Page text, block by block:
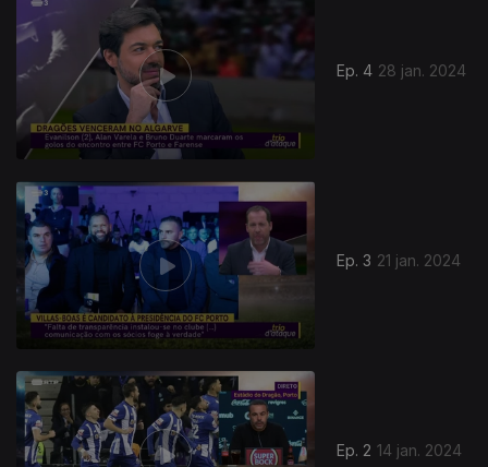
Ep. 4 28 jan. 2024
Ep. 3 21 jan. 2024
Ep. 2 14 jan. 2024
739670